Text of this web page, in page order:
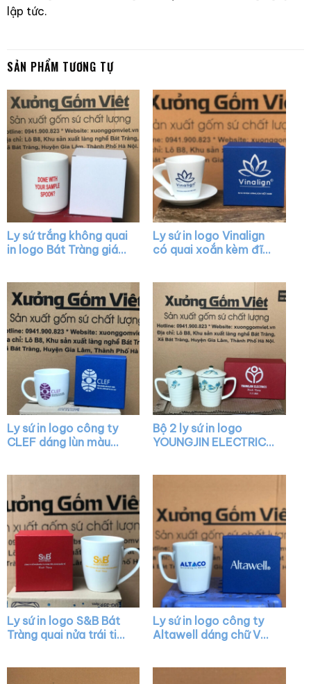
lập tức.
SẢN PHẨM TƯƠNG TỰ
Ly sứ trắng không quai
in logo Bát Tràng giá
Ly sứ in logo Vinalign
có quai xoắn kèm đĩa
Ly sứ in logo công ty
CLEF dáng lùn màu
Bộ 2 ly sứ in logo
YOUNGJIN ELECTRICS
Ly sứ in logo S&B Bát
Tràng quai nửa trái tim
Ly sứ in logo công ty
Altawell dáng chữ V